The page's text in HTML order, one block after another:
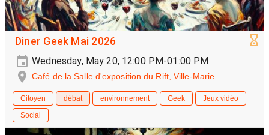
Diner Geek Mai 2026
Wednesday, May 20, 12:00 PM-01:00 PM
Café de la Salle d'exposition du Rift, Ville-Marie
Citoyen débat environnement Geek
Jeux vidéo
Social